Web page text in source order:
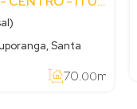
Santa
70.00m²